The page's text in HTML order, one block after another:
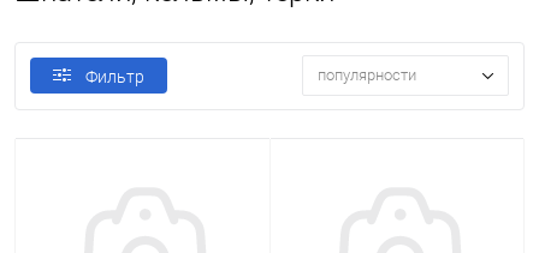
Фильтр популярности